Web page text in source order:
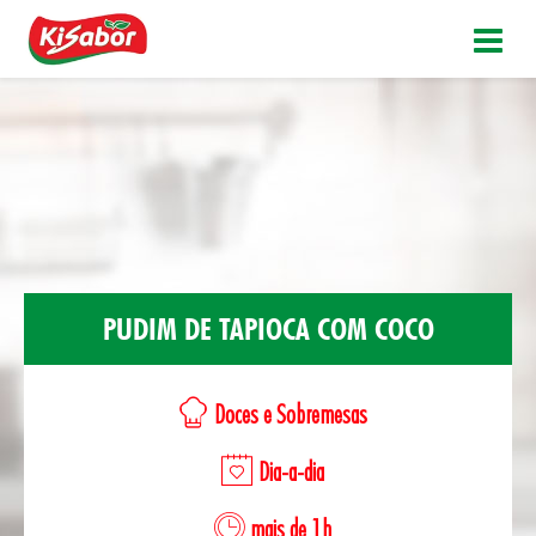
PUDIM DE TAPIOCA COM COCO
Doces e Sobremesas
Dia-a-dia
mais de 1h